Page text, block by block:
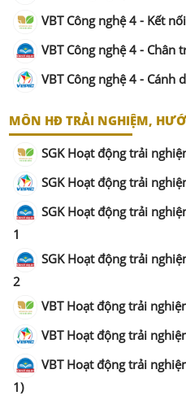
VBT Công nghệ 4 - Kết
VBT Công nghệ 4 - Chân
VBT Công nghệ 4 - Cánh
MÔN HĐ TRẢI NGHIỆM,
SGK Hoạt động trải
SGK Hoạt động trải
SGK Hoạt động trải
1
SGK Hoạt động trải
2
VBT Hoạt động trải
VBT Hoạt động trải
VBT Hoạt động trải
1)